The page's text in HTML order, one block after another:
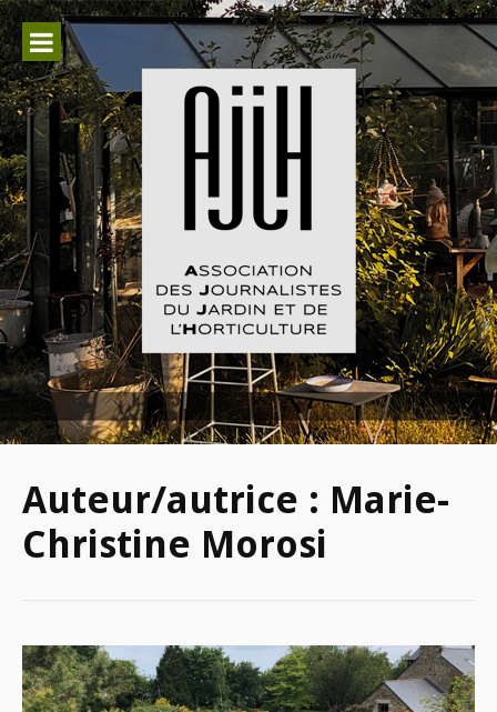
Aller
au
contenu
Association des Journalistes du
Jardin et de l'Horticulture
Auteur/autrice : Marie-
Christine Morosi